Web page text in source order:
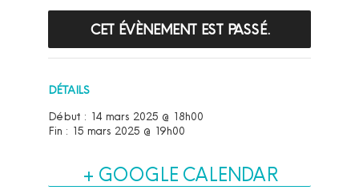
CET ÉVÈNEMENT EST PASSÉ.
DÉTAILS
Début : 14 mars 2025 @ 18h00
Fin : 15 mars 2025 @ 19h00
+ GOOGLE CALENDAR